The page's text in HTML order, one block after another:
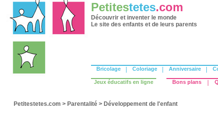
Petitestetes.com
Découvrir et inventer le monde
Le site des enfants et de leurs parents
Bricolage Coloriage Anniversaire
Jeux éducatifs en ligne Bons plans
Petitestetes.com > Parentalité > Développement de l'enfant